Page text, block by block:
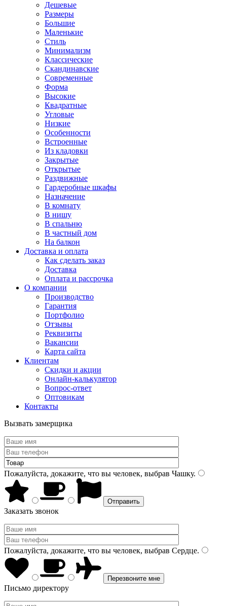
Дешевые
Размеры
Большие
Маленькие
Стиль
Минимализм
Классические
Скандинавские
Современные
Форма
Высокие
Квадратные
Угловые
Низкие
Особенности
Встроенные
Из кладовки
Закрытые
Открытые
Раздвижные
Гардеробные шкафы
Назначение
В комнату
В нишу
В спальню
В частный дом
На балкон
Доставка и оплата
Как сделать заказ
Доставка
Оплата и рассрочка
О компании
Производство
Гарантия
Портфолио
Отзывы
Реквизиты
Вакансии
Карта сайта
Клиентам
Скидки и акции
Онлайн-калькулятор
Вопрос-ответ
Оптовикам
Контакты
Вызвать замерщика
Пожалуйста, докажите, что вы человек, выбрав Чашку.
Заказать звонок
Пожалуйста, докажите, что вы человек, выбрав Сердце.
Письмо директору